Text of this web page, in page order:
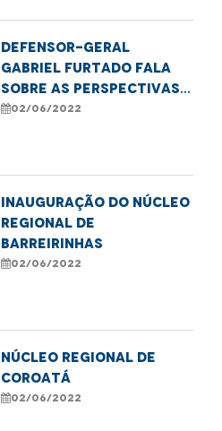
Defensor-geral
Gabriel Furtado fala
sobre as perspectivas
para a gestão dos
02/06/2022
INAUGURAÇÃO DO NÚCLEO
REGIONAL DE
BARREIRINHAS
02/06/2022
NÚCLEO REGIONAL DE
COROATÁ
02/06/2022